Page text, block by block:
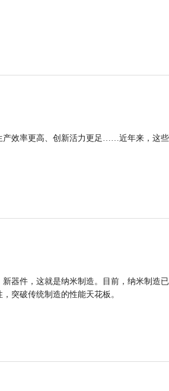
产效率更高、创新活力更足……近年来，这
器件，这就是纳米制造。目前，纳米制造
突破传统制造的性能天花板。